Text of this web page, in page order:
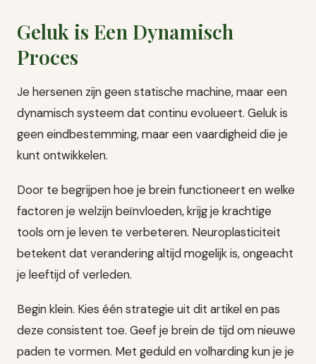
Geluk is Een Dynamisch
Proces
Je hersenen zijn geen statische machine, maar een
dynamisch systeem dat continu evolueert. Geluk is
geen eindbestemming, maar een vaardigheid die je
kunt ontwikkelen.
Door te begrijpen hoe je brein functioneert en welke
factoren je welzijn beïnvloeden, krijg je krachtige
tools om je leven te verbeteren. Neuroplasticiteit
betekent dat verandering altijd mogelijk is, ongeacht
je leeftijd of verleden.
Begin klein. Kies één strategie uit dit artikel en pas
deze consistent toe. Geef je brein de tijd om nieuwe
paden te vormen. Met geduld en volharding kun je je